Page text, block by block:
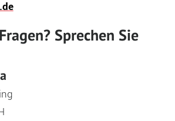
Sprechen Sie